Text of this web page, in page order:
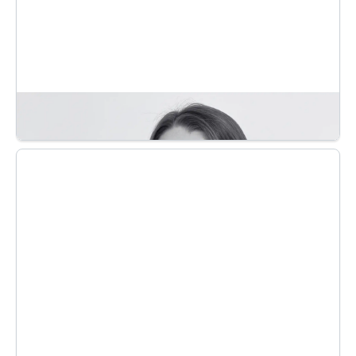
déjà bien établie sur le territoire français.
En septembre 2019, Manon a intégré l'équipe